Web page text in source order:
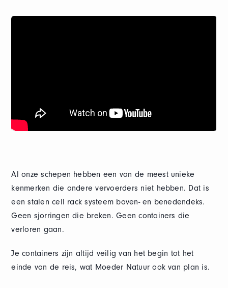
Al onze schepen hebben een van de meest unieke
kenmerken die andere vervoerders niet hebben. Dat is
een stalen cell rack systeem boven- en benedendeks.
Geen sjorringen die breken. Geen containers die
verloren gaan.
Je containers zijn altijd veilig van het begin tot het
einde van de reis, wat Moeder Natuur ook van plan is.